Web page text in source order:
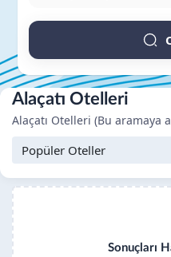
Alaçatı Otelleri
Alaçatı Otelleri (Bu aramaya
Sonuçları